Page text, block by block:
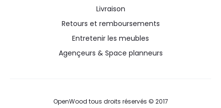
Livraison
Retours et remboursements
Entretenir les meubles
Agençeurs & Space planneurs
OpenWood tous droits réservés © 2017